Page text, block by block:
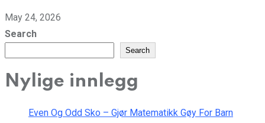
May 24, 2026
Search
Search
Nylige innlegg
Even Og Odd Sko – Gjør Matematikk Gøy For Barn